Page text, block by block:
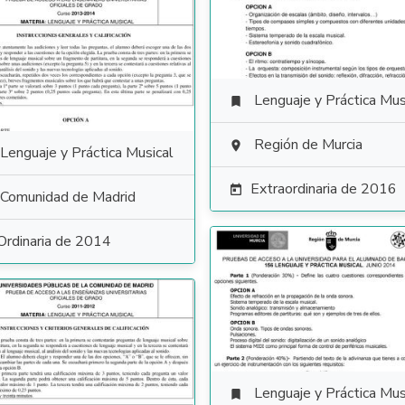
 Lenguaje y Práctica
 Región de Murcia
 Extraordinaria de 2016
Lenguaje y Práctica Musical
Comunidad de Madrid
de 2014
 Lenguaje y Práctica